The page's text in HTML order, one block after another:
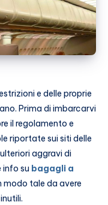
e delle proprie
Prima di imbarcarvi
il regolamento e
riportate sui siti delle
aggravi di
info su bagagli a
modo tale da avere